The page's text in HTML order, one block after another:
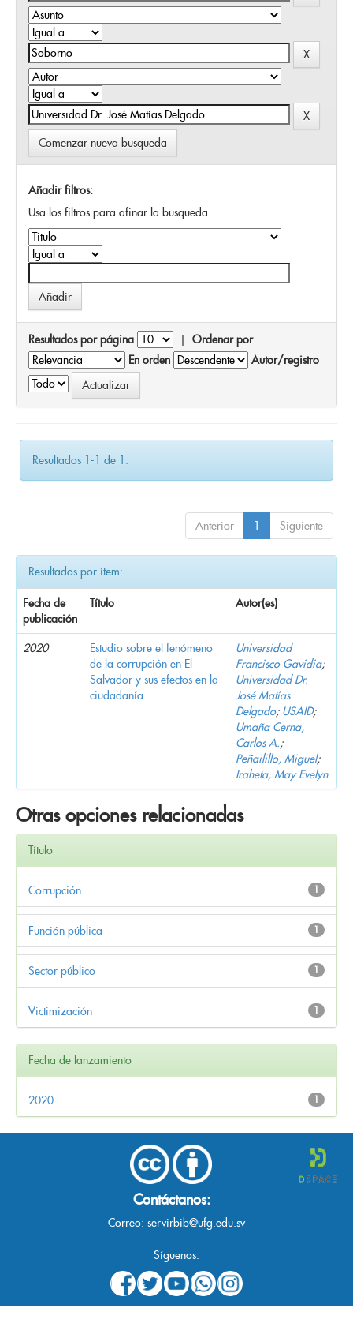
Comenzar nueva busqueda
Añadir filtros:
Usa los filtros para afinar la busqueda.
Resultados por página | Ordenar por
En orden
Autor/registro
Resultados 1-1 de 1.
Anterior 1 Siguiente
Resultados por ítem:
Fecha de
publicación
Título Autor(es)
2020
Estudio sobre el fenómeno
de la corrupción en El
Salvador y sus efectos en la
ciudadanía
Universidad
Francisco Gavidia;
Universidad Dr.
José Matías
Delgado; USAID;
Umaña Cerna,
Carlos A.;
Peñailillo, Miguel;
Iraheta, May Evelyn
Otras opciones relacionadas
Título
1
Corrupción
1
Función pública
1
Sector público
1
Victimización
Fecha de lanzamiento
1
2020
Contáctanos:
Correo: servirbib@ufg.edu.sv
Síguenos: